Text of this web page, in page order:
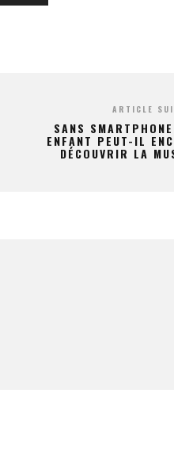
ARTICLE
SANS
ENFANT PEUT-IL
DÉCOUVRIR LA